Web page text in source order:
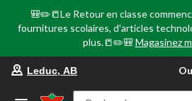
🎒✏️📒Le Retour en classe
fournitures scolaires, d'articles
plus.📒✏️🎒 Magasinez
votre
Leduc, AB